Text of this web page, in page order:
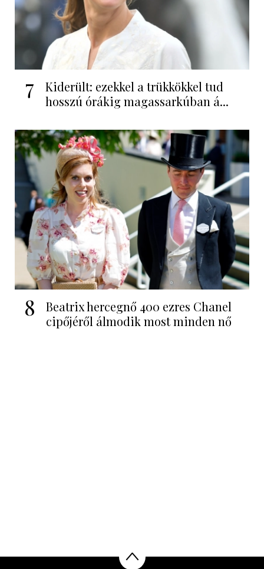
7
Kiderült: ezekkel a trükkökkel tud
hosszú órákig magassarkúban á...
8
Beatrix hercegnő 400 ezres Chanel
cipőjéről álmodik most minden nő